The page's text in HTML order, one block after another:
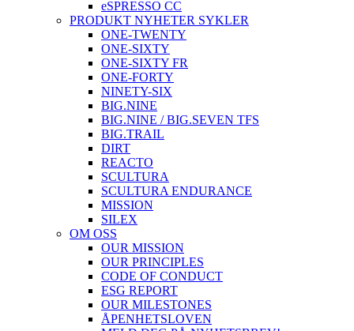
eSPRESSO CC
PRODUKT NYHETER SYKLER
ONE-TWENTY
ONE-SIXTY
ONE-SIXTY FR
ONE-FORTY
NINETY-SIX
BIG.NINE
BIG.NINE / BIG.SEVEN TFS
BIG.TRAIL
DIRT
REACTO
SCULTURA
SCULTURA ENDURANCE
MISSION
SILEX
OM OSS
OUR MISSION
OUR PRINCIPLES
CODE OF CONDUCT
ESG REPORT
OUR MILESTONES
ÅPENHETSLOVEN